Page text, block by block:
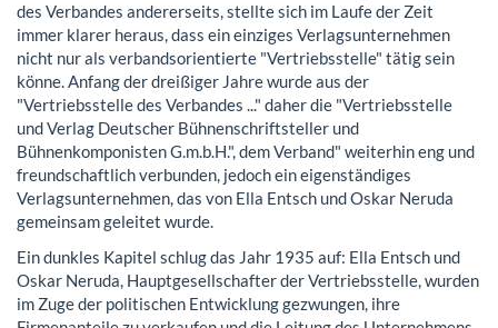
des Verbandes andererseits, stellte sich im Laufe der Zeit
immer klarer heraus, dass ein einziges Verlagsunternehmen
nicht nur als verbandsorientierte "Vertriebsstelle" tätig sein
könne. Anfang der dreißiger Jahre wurde aus der
"Vertriebsstelle des Verbandes ..." daher die "Vertriebsstelle
und Verlag Deutscher Bühnenschriftsteller und
Bühnenkomponisten G.m.b.H.", dem Verband" weiterhin eng und
freundschaftlich verbunden, jedoch ein eigenständiges
Verlagsunternehmen, das von Ella Entsch und Oskar Neruda
gemeinsam geleitet wurde.
Ein dunkles Kapitel schlug das Jahr 1935 auf: Ella Entsch und
Oskar Neruda, Hauptgesellschafter der Vertriebsstelle, wurden
im Zuge der politischen Entwicklung gezwungen, ihre